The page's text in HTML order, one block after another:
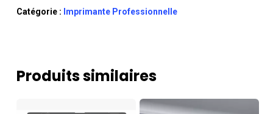
Catégorie : Imprimante Professionnelle
Produits similaires